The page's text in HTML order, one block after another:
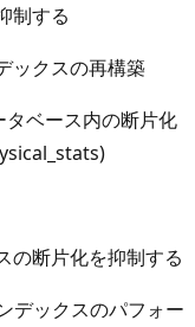
制する
ックスの再構築
ベース内の断片化
の断片化を抑制する
デックスのパフォー